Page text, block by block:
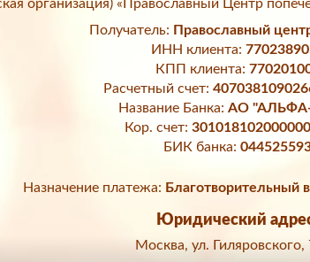
организация) «Православный Центр
Получатель: Православный
ИНН клиента:
КПП клиента:
Расчетный счет:
Название Банка: АО
Кор. счет:
БИК банка:
Назначение платежа: Благотворительный
Юридический
Москва, ул. Гиляровского,